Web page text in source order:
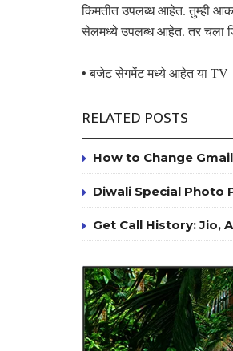
किमतीत उपलब्ध आहेत. तुम्ही
सेलमध्ये उपलब्ध आहेत. तर चला
• बजेट सेगमेंट मध्ये आहेत या TV
RELATED POSTS
How to Change
Diwali Special Photo
Get Call History: Jio,